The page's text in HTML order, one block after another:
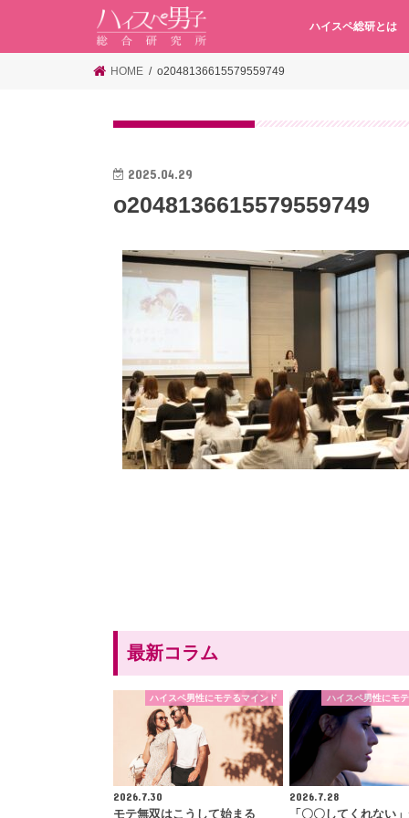
ハイスペ総研とは
HOME o2048136615579559749
2025.04.29
o2048136615579559749
最新コラム
ハイスペ男性にモテるマインド
2026.7.30
モテ無双はこうして始まる
ハイスペ男性にモ
2026.7.28
「〇〇してくれない